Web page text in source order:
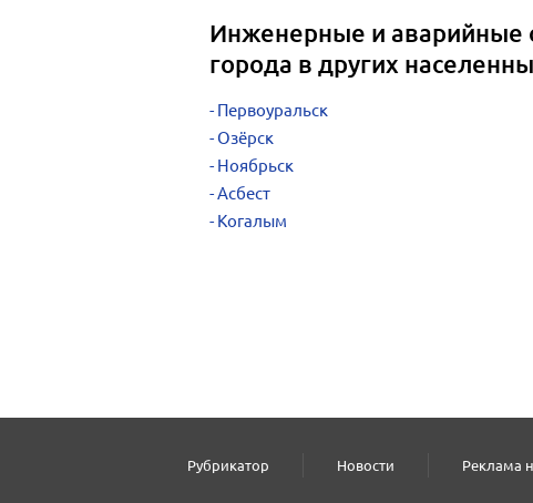
Инженерные и
города в других
Первоуральск
Озёрск
Ноябрьск
Асбест
Когалым
Рубрикатор Новости Реклама